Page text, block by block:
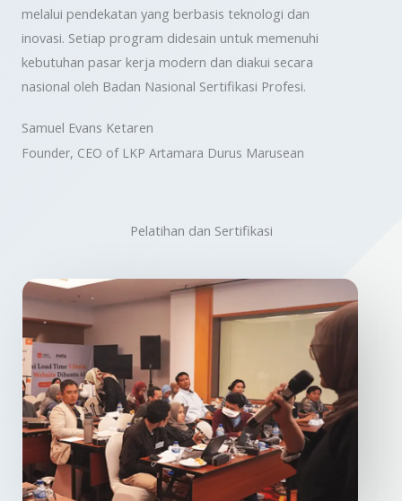
melalui pendekatan yang berbasis teknologi dan
inovasi. Setiap program didesain untuk memenuhi
kebutuhan pasar kerja modern dan diakui secara
nasional oleh Badan Nasional Sertifikasi Profesi.
Samuel Evans Ketaren
Founder, CEO of LKP Artamara Durus Marusean
Pelatihan dan Sertifikasi